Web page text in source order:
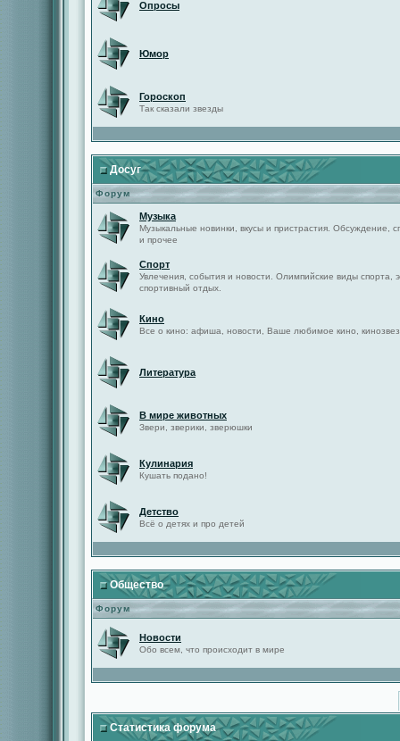
Опросы
Юмор
Гороскоп
Так сказали звезды
Досуг
Форум
Музыка
Музыкальные новинки, вкусы и пристрастия. Обсуждение,
и прочее
Спорт
Увлечения, события и новости. Олимпийские виды спорта,
спортивный отдых.
Кино
Все о кино: афиша, новости, Ваше любимое кино,
Литература
В мире животных
Звери, зверики, зверюшки
Кулинария
Кушать подано!
Детство
Всё о детях и про детей
Общество
Форум
Новости
Обо всем, что происходит в мире
Статистика форума